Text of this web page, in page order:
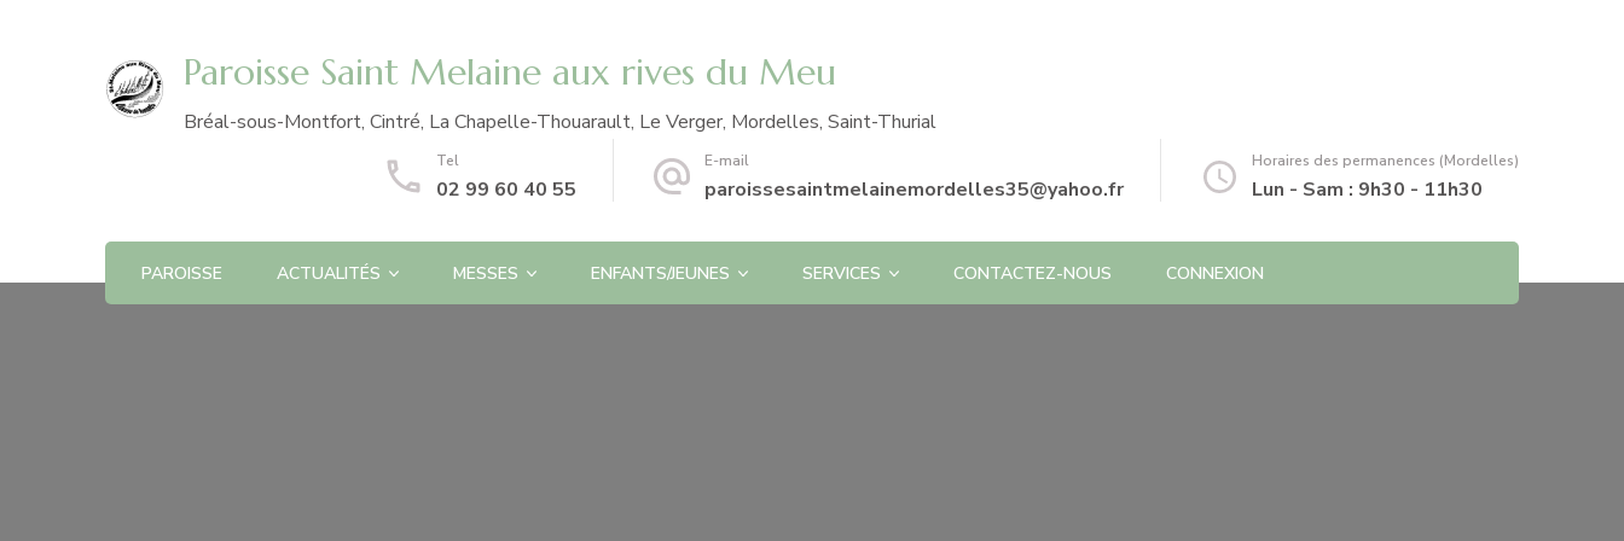
Paroisse Saint Melaine aux rives du Meu
Bréal-sous-Montfort, Cintré, La Chapelle-Thouarault, Le Verger, Mordelles, Saint-Thurial
Tel
02 99 60 40 55
E-mail
paroissesaintmelainemordelles35@yahoo.fr
Horaires des permanences (Mordelles)
Lun - Sam : 9h30 - 11h30
PAROISSE ACTUALITÉS MESSES ENFANTS/JEUNES SERVICES CONTACTEZ-NOUS CONNEXION